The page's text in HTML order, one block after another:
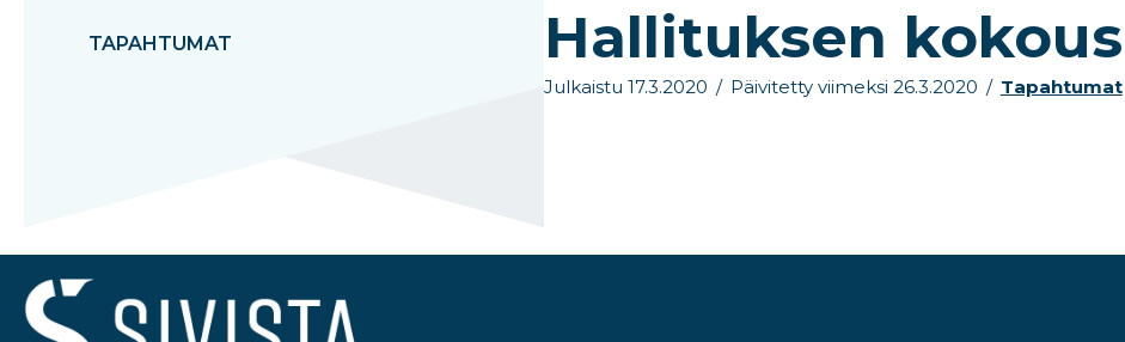
TAPAHTUMAT Hallituksen kokous
Julkaistu 17.3.2020 / Päivitetty viimeksi 26.3.2020 / Tapahtumat